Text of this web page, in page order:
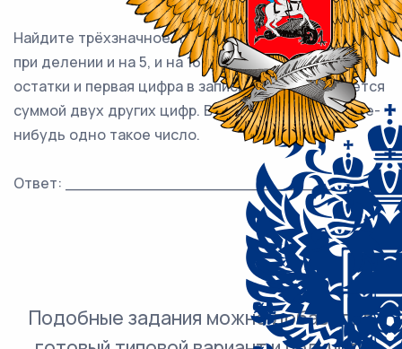
Найдите трёхзначное натуральное число, которое
при делении и на 5, и на 16 даёт равные ненулевые
остатки и первая цифра в записи которого является
суммой двух других цифр. В ответе укажите какое-
нибудь одно такое число.
Ответ: ___________________________.
Подобные задания можно добавить в